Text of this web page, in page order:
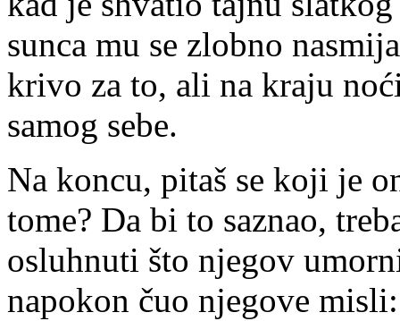
sunca mu se zlobno
krivo za to, ali na kraju
samog sebe.
Na koncu, pitaš se koji je
tome? Da bi to saznao,
osluhnuti što njegov
napokon čuo njegove misli: